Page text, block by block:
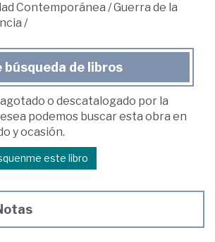
Contemporánea /Guerra de la
/
búsqueda de libros
o descatalogado por la
podemos buscar esta obra en
y ocasión.
este libro